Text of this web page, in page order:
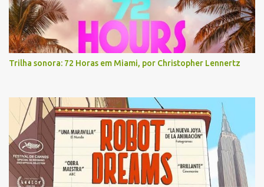
Trilha sonora: 72 Horas em Miami, por Christopher Lennertz